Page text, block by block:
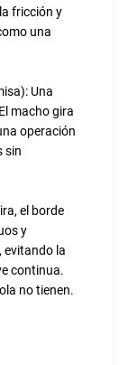
fricción y
una
Una
macho gira
operación
sin
el borde
y
evitando la
continua.
no tienen.